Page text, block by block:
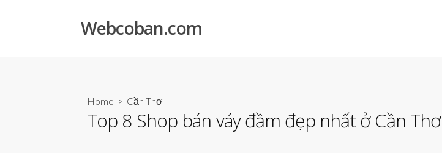
Webcoban.com
Home > Cần Thơ
Top 8 Shop bán váy đầm đẹp nhất ở Cần Thơ